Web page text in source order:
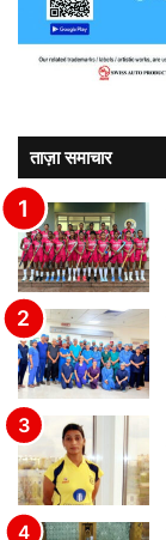
ताज़ा समाचार